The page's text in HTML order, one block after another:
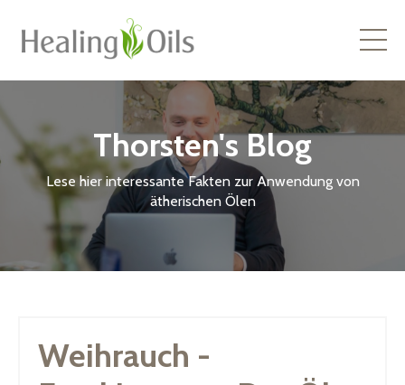
Thorsten's Blog
Lese hier interessante Fakten zur Anwendung von
ätherischen Ölen
Weihrauch -